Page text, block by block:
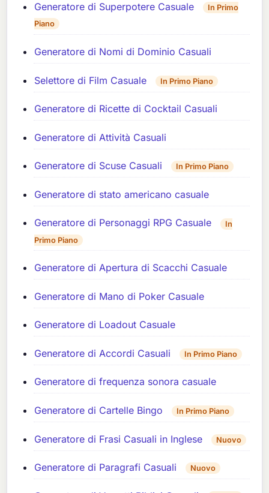
Generatore di Superpotere Casuale
In Primo
Piano
Generatore di Nomi di Dominio Casuali
Selettore di Film Casuale In Primo Piano
Generatore di Ricette di Cocktail Casuali
Generatore di Attività Casuali
Generatore di Scuse Casuali In Primo Piano
Generatore di stato americano casuale
Generatore di Personaggi RPG Casuale
In
Primo Piano
Generatore di Apertura di Scacchi Casuale
Generatore di Mano di Poker Casuale
Generatore di Loadout Casuale
Generatore di Accordi Casuali In Primo Piano
Generatore di frequenza sonora casuale
Generatore di Cartelle Bingo In Primo Piano
Generatore di Frasi Casuali in Inglese Nuovo
Generatore di Paragrafi Casuali Nuovo